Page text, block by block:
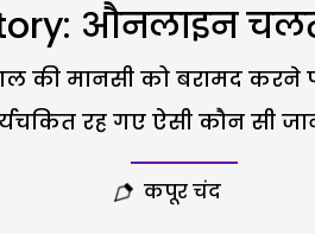
औनलाइन
मानसी को बरामद करने
रह गए ऐसी कौन सी
कपूर चंद